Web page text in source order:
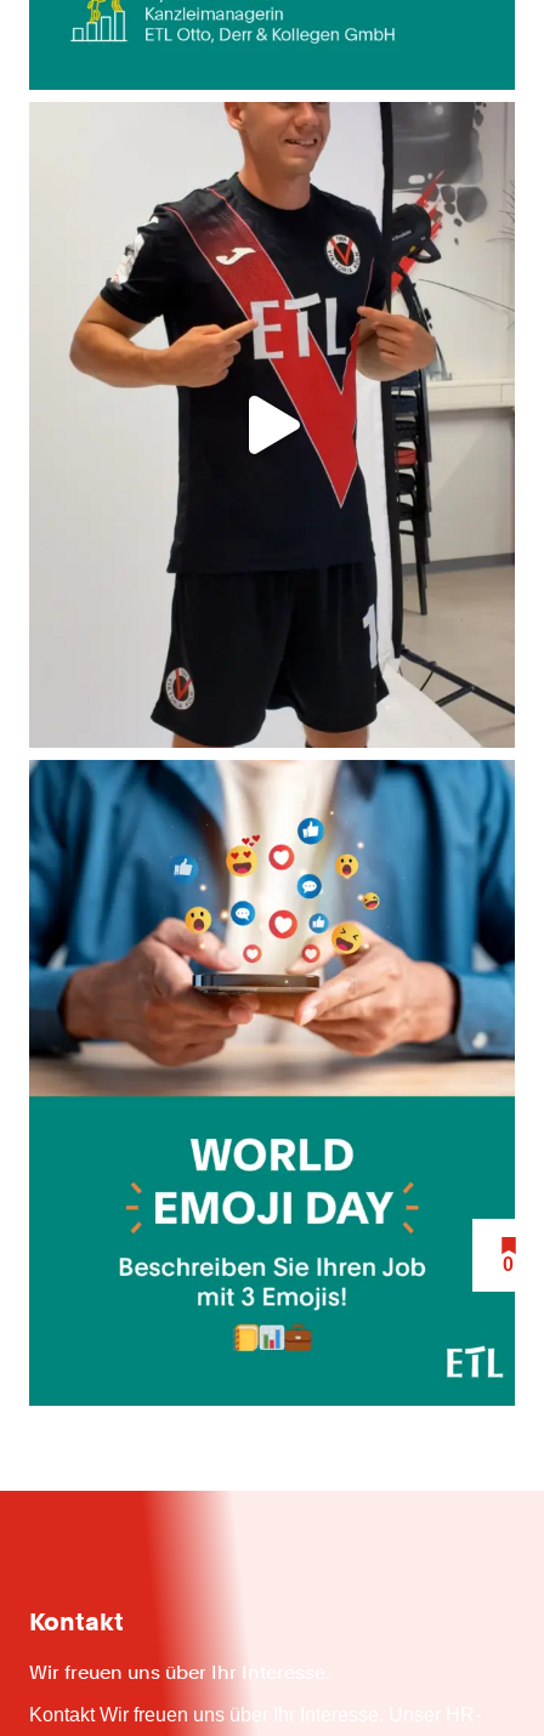
0
Kontakt
Wir freuen uns über Ihr Interesse.
Kontakt Wir freuen uns über Ihr Interesse. Unser HR-